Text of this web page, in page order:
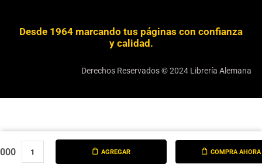
AGREGAR COMPRA AHORA
Desde 1964 marcando tus páginas con confianza
y calidad.
Derechos Reservados © 2024 Librería Alemana